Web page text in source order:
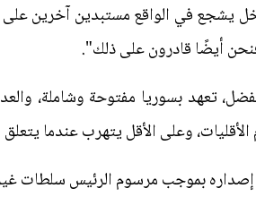
يشجع في الواقع مستبدين آخرين على
أيضًا قادرون على ذلك".
تعهد بسوريا مفتوحة وشاملة،
وعلى الأقل يتهرب عندما
بموجب مرسوم الرئيس سلطات